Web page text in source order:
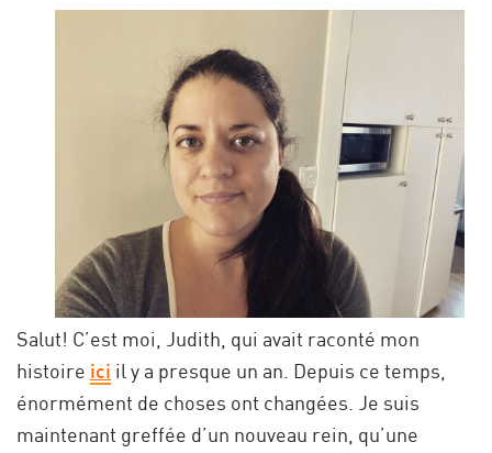
Salut! C’est moi, Judith, qui avait raconté mon
histoire ici il y a presque un an. Depuis ce temps,
énormément de choses ont changées. Je suis
maintenant greffée d’un nouveau rein, qu’une